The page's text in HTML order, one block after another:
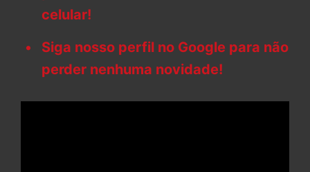
celular!
Siga nosso perfil no Google para não
perder nenhuma novidade!